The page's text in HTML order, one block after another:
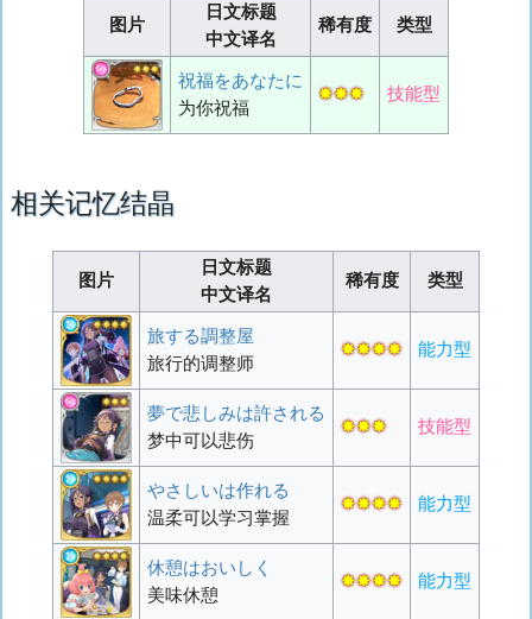
图片
日文标题
中文译名
稀有度 类型
祝福をあなたに
为你祝福
✸✸✸ 技能型
相关记忆结晶
图片
日文标题
中文译名
稀有度 类型
旅する調整屋
旅行的调整师
✸✸✸✸ 能力型
夢で悲しみは許される
梦中可以悲伤
✸✸✸ 技能型
やさしいは作れる
温柔可以学习掌握
✸✸✸✸ 能力型
休憩はおいしく
美味休憩
✸✸✸✸ 能力型